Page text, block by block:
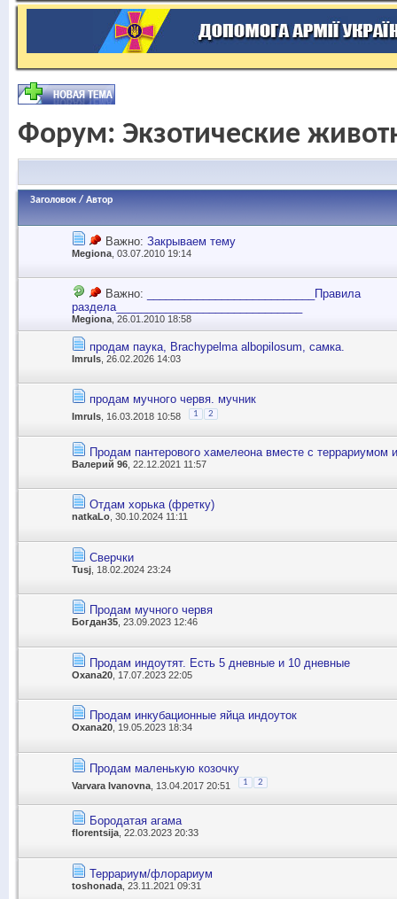
Форум: Экзотические
Заголовок / Автор
Важно: Закрываем тему
Megiona , 03.07.2010 19:14
Важно:
___________________________Правила
раздела______________________________
Megiona, 26.01.2010 18:58
продам паука, Brachypelma albopilosum, самка.
Imruls , 26.02.2026 14:03
продам мучного червя. мучник
Imruls , 16.03.2018 10:58 1 2
Продам пантерового хамелеона вместе с
Валерий 96 , 22.12.2021 11:57
Отдам хорька (фретку)
natkaLo , 30.10.2024 11:11
Сверчки
Tusj , 18.02.2024 23:24
Продам мучного червя
Богдан35 , 23.09.2023 12:46
Продам индоутят. Есть 5 дневные и 10 дневные
Oxana20 , 17.07.2023 22:05
Продам инкубационные яйца индоуток
Oxana20 , 19.05.2023 18:34
Продам маленькую козочку
Varvara Ivanovna , 13.04.2017 20:51 1 2
Бородатая агама
florentsija , 22.03.2023 20:33
Террариум/флорариум
toshonada , 23.11.2021 09:31